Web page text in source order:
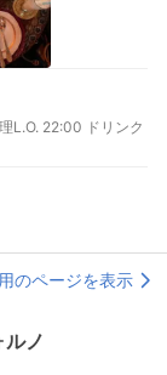
L.O. 22:00 ドリンク
のページを表示
ノ